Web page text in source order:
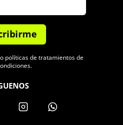
políticas de tratamientos de